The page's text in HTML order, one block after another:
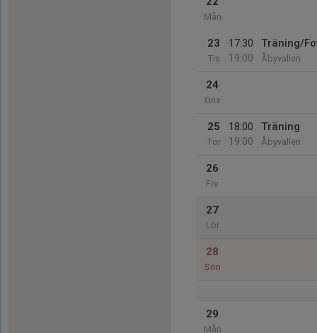
Mån
23
Tis
17:30
19:00
Träning/
Åbyvallen
24
Ons
25
Tor
18:00
19:00
Träning
Åbyvallen
26
Fre
27
Lör
28
Sön
29
Mån